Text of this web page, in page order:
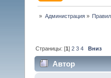
» Администрация»
Страницы: [1]2 3 4 Вниз
Автор